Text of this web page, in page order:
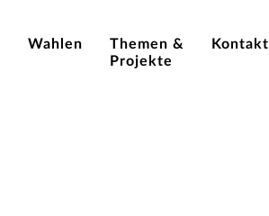
Wahlen
Themen &
Projekte
Kontakt